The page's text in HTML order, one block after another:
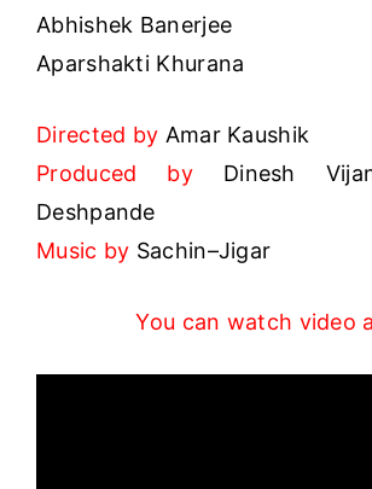
Abhishek Banerjee
Aparshakti Khurana
Directed by Amar Kaushik
Produced byDinesh
Deshpande
Music by Sachin–Jigar
You can watch video